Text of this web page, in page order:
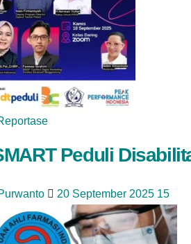
Peduli
20 September 2025 15